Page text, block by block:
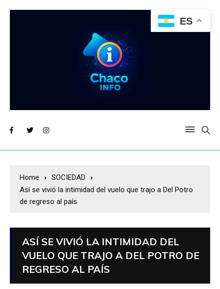
Home
SOCIEDAD
Así se vivió la intimidad del vuelo que trajo a Del Potro
de regreso al país
ASÍ SE VIVIÓ LA INTIMIDAD DEL
VUELO QUE TRAJO A DEL POTRO DE
REGRESO AL PAÍS
ES